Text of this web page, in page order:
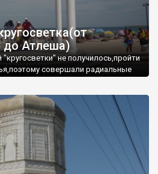
до Атлеша)
не получилось,пройти
совершали радиальные